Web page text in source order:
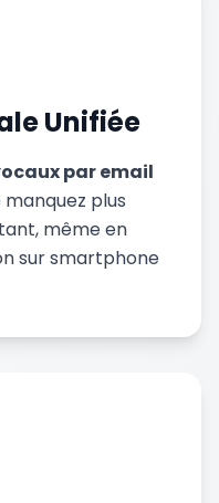
Unifiée
par email
plus
même en
sur smartphone